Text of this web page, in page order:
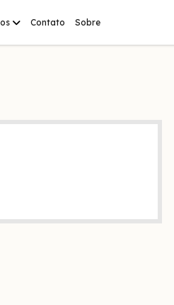
abrirContato Sobre